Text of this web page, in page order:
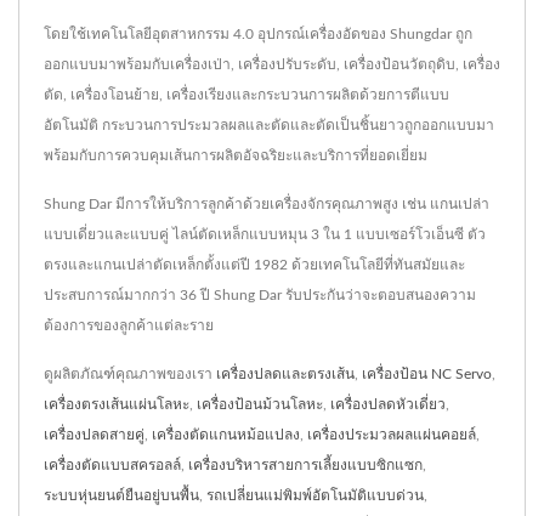
โดยใช้เทคโนโลยีอุตสาหกรรม 4.0 อุปกรณ์เครื่องอัดของ Shungdar ถูก
ออกแบบมาพร้อมกับเครื่องเป่า, เครื่องปรับระดับ, เครื่องป้อนวัตถุดิบ, เครื่อง
ตัด, เครื่องโอนย้าย, เครื่องเรียงและกระบวนการผลิตด้วยการตีแบบ
อัตโนมัติ กระบวนการประมวลผลและตัดและตัดเป็นชิ้นยาวถูกออกแบบมา
พร้อมกับการควบคุมเส้นการผลิตอัจฉริยะและบริการที่ยอดเยี่ยม
Shung Dar มีการให้บริการลูกค้าด้วยเครื่องจักรคุณภาพสูง เช่น แกนเปล่า
แบบเดี่ยวและแบบคู่ ไลน์ตัดเหล็กแบบหมุน 3 ใน 1 แบบเซอร์โวเอ็นซี ตัว
ตรงและแกนเปล่าตัดเหล็กตั้งแต่ปี 1982 ด้วยเทคโนโลยีที่ทันสมัยและ
ประสบการณ์มากกว่า 36 ปี Shung Dar รับประกันว่าจะตอบสนองความ
ต้องการของลูกค้าแต่ละราย
ดูผลิตภัณฑ์คุณภาพของเรา เครื่องปลดและตรงเส้น เครื่องป้อน NC Servo
เครื่องตรงเส้นแผ่นโลหะ เครื่องป้อนม้วนโลหะ เครื่องปลดหัวเดี่ยว
เครื่องปลดสายคู่ เครื่องตัดแกนหม้อแปลง เครื่องประมวลผลแผ่นคอยล์
เครื่องตัดแบบสครอลล์ เครื่องบริหารสายการเลี้ยงแบบซิกแซก
ระบบหุ่นยนต์ยืนอยู่บนพื้น รถเปลี่ยนแม่พิมพ์อัตโนมัติแบบด่วน